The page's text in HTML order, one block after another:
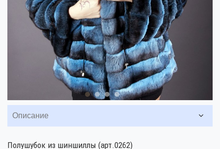
Описание
Полушубок из шиншиллы (арт.0262)